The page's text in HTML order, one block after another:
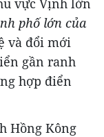
vực Vịnh lớn
phố lớn của
và đổi mới
gần ranh
hợp điển
Hồng Kông